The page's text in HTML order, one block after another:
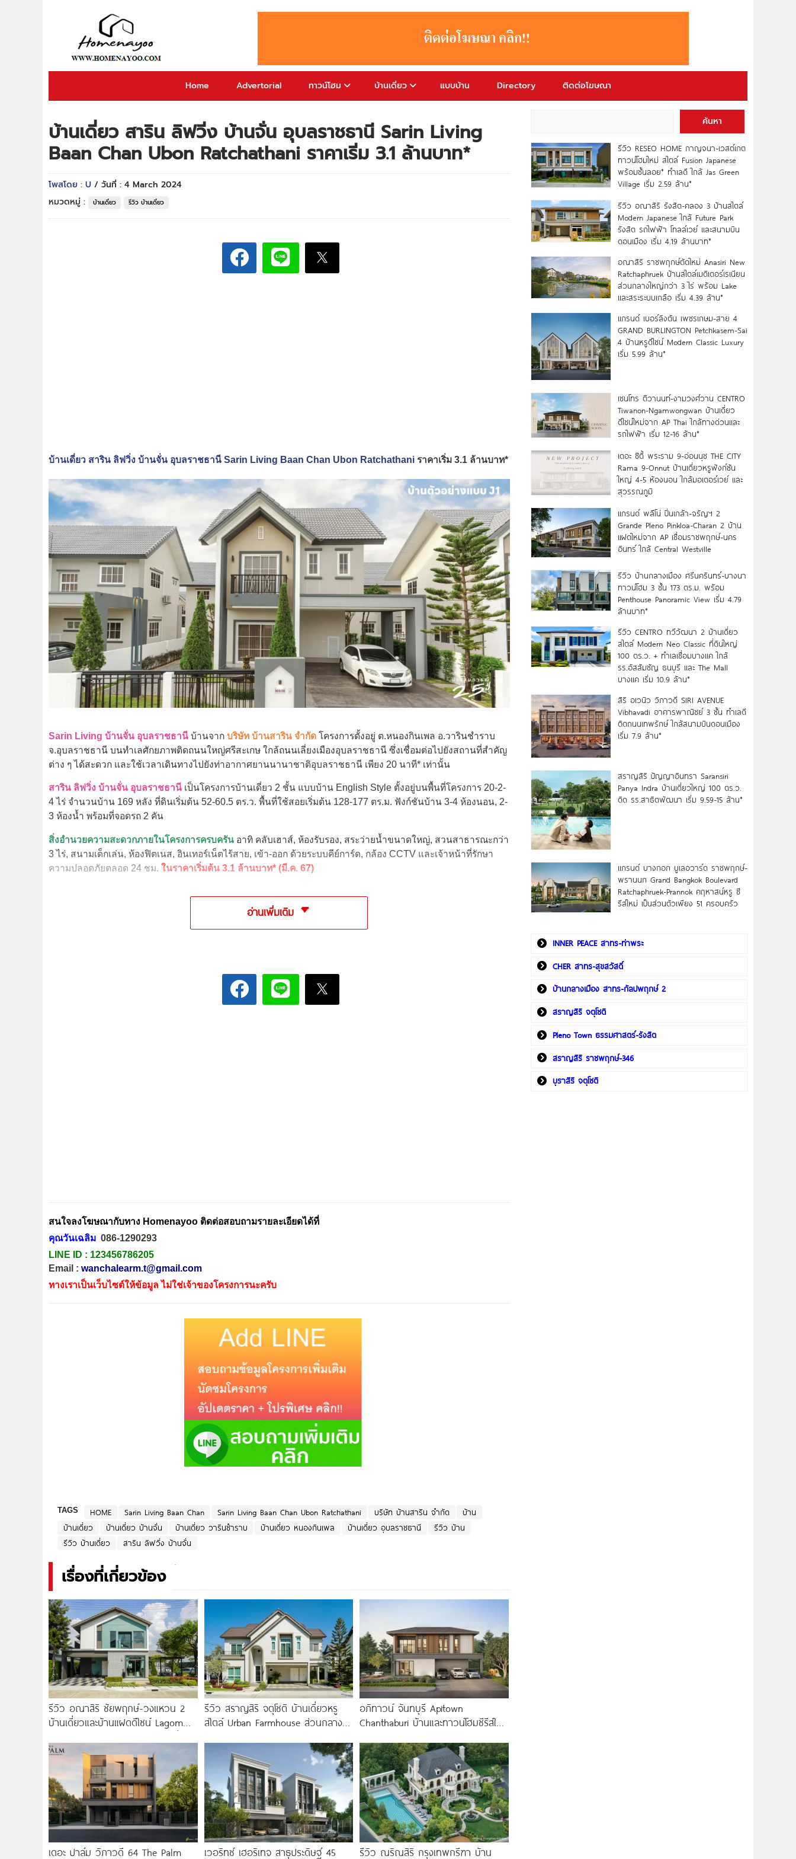
Home Advertorial ทาวน์โฮม บ้านเดี่ยว แบบบ้าน Directory ติดต่อโฆษณา
บ้านเดี่ยว สาริน ลิฟวิ่ง บ้านจั่น อุบลราชธานี Sarin Living
Baan Chan Ubon Ratchathani ราคาเริ่ม 3.1 ล้านบาท*
โพสโดย : U / วันที่ : 4 March 2024
หมวดหมู่ :
บ้านเดี่ยว รีวิว บ้านเดี่ยว
บ้านเดี่ยว สาริน ลิฟวิ่ง บ้านจั่น อุบลราชธานี Sarin Living Baan Chan Ubon Ratchathani ราคาเริ่ม 3.1 ล้านบาท*
Sarin Living บ้านจั่น อุบลราชธานี บ้านจาก บริษัท บ้านสาริน จำกัด โครงการตั้งอยู่ ต.หนองกินเพล อ.วารินชำราบ
จ.อุบลราชธานี บนทำเลศักยภาพติดถนนใหญ่ศรีสะเกษ ใกล้ถนนเลี่ยงเมืองอุบลราชธานี ซึ่งเชื่อมต่อไปยังสถานที่สำคัญ
ต่าง ๆ ได้สะดวก และใช้เวลาเดินทางไปยังท่าอากาศยานนานาชาติอุบลราชธานี เพียง 20 นาที* เท่านั้น
สาริน ลิฟวิ่ง บ้านจั่น อุบลราชธานี เป็นโครงการบ้านเดี่ยว 2 ชั้น แบบบ้าน English Style ตั้งอยู่บนพื้นที่โครงการ 20-2-
4 ไร่ จำนวนบ้าน 169 หลัง ที่ดินเริ่มต้น 52-60.5 ตร.ว. พื้นที่ใช้สอยเริ่มต้น 128-177 ตร.ม. ฟังก์ชันบ้าน 3-4 ห้องนอน, 2-
3 ห้องน้ำ พร้อมที่จอดรถ 2 คัน
สิ่งอำนวยความสะดวกภายในโครงการครบครัน อาทิ คลับเฮาส์, ห้องรับรอง, สระว่ายน้ำขนาดใหญ่, สวนสาธารณะกว่า
3 ไร่, สนามเด็กเล่น, ห้องฟิตเนส, อินเทอร์เน็ตไร้สาย, เข้า-ออก ด้วยระบบคีย์การ์ด, กล้อง CCTV และเจ้าหน้าที่รักษา
ความปลอดภัยตลอด 24 ชม. ในราคาเริ่มต้น 3.1 ล้านบาท* (มี.ค. 67)
อ่านเพิ่มเติม
สนใจลงโฆษณากับทาง Homenayoo ติดต่อสอบถามรายละเอียดได้ที่
คุณวันเฉลิม 086-1290293
LINE ID : 123456786205
Email : wanchalearm.t@gmail.com
ทางเราเป็นเว็บไซต์ให้ข้อมูล ไม่ใช่เจ้าของโครงการนะครับ
TAGS HOME Sarin Living Baan Chan Sarin Living Baan Chan Ubon Ratchathani บริษัท บ้านสาริน จำกัด
บ้าน
บ้านเดี่ยว
บ้านเดี่ยว บ้านจั่น บ้านเดี่ยว วารินชำราบ บ้านเดี่ยว หนองกินเพล บ้านเดี่ยว อุบลราชธานี
รีวิว บ้าน
รีวิว บ้านเดี่ยว
สาริน ลิฟวิ่ง บ้านจั่น
เรื่องที่เกี่ยวข้อง
รีวิว อณาสิริ ชัยพฤกษ์-วงแหวน 2
บ้านเดี่ยวและบ้านแฝดดีไซน์ Lagom
4.59 ล้าน*
รีวิว สราญสิริ จตุโชติ บ้านเดี่ยวหรู
สไตล์ Urban Farmhouse​ ส่วนกลาง
เริ่ม 8.59
อภิทาวน์ จันทบุรี Apitown
Chanthaburi บ้านและทาวน์โฮมซีรีส์ใหม่
เดอะ ปาล์ม วิภาวดี 64 The Palm เวอริทซ์ เฮอริเทจ สาธุประดิษฐ์ 45 รีวิว ณริณสิริ กรุงเทพกรีฑา บ้าน
ค้นหา
รีวิว RESEO HOME กาญจนา-เวสต์เกต
ทาวน์โฮมใหม่ สไตล์ Fusion Japanese
พร้อมชั้นลอย* ทำเลดี ใกล้ Jas Green
Village เริ่ม 2.59 ล้าน*
รีวิว อณาสิริ รังสิต-คลอง 3 บ้านสไตล์
Modern Japanese ใกล้ Future Park
รังสิต รถไฟฟ้า โทลล์เวย์ และสนามบิน
ดอนเมือง เริ่ม 4.19 ล้านบาท*
อณาสิริ ราชพฤกษ์ตัดใหม่ Anasiri New
Ratchaphruek บ้านสไตล์เมดิเตอร์เรเนียน
ส่วนกลางใหญ่กว่า 3 ไร่ พร้อม Lake
และสระระบบเกลือ เริ่ม 4.39 ล้าน*
แกรนด์ เบอร์ลิงตัน เพชรเกษม-สาย 4
GRAND BURLINGTON Petchkasem-Sai
4 บ้านหรูดีไซน์ Modern Classic Luxury
เริ่ม 5.99 ล้าน*
เซนโทร ติวานนท์-งามวงศ์วาน CENTRO
Tiwanon-Ngamwongwan บ้านเดี่ยว
ดีไซน์ใหม่จาก AP Thai ใกล้ทางด่วนและ
รถไฟฟ้า เริ่ม 12-16 ล้าน*
เดอะ ซิตี้ พระราม 9-อ่อนนุช THE CITY
Rama 9-Onnut บ้านเดี่ยวหรูฟังก์ชัน
ใหญ่ 4-5 ห้องนอน ใกล้มอเตอร์เวย์ และ
สุวรรณภูมิ
แกรนด์ พลีโน่ ปิ่นเกล้า-จรัญฯ 2
Grande Pleno Pinkloa-Charan 2 บ้าน
แฝดใหม่จาก AP เชื่อมราชพฤกษ์-นคร
อินทร์ ใกล้ Central Westville
รีวิว บ้านกลางเมือง ศรีนครินทร์-บางนา
ทาวน์โฮม 3 ชั้น 173 ตร.ม. พร้อม
Penthouse Panoramic View เริ่ม 4.79
ล้านบาท*
รีวิว CENTRO ทวีวัฒนา 2 บ้านเดี่ยว
สไตล์ Modern Neo Classic ที่ดินใหญ่
100 ตร.ว. + ทำเลเชื่อมบางแค ใกล้
รร.อัสสัมชัญ ธนบุรี และ The Mall
บางแค เริ่ม 10.9 ล้าน*
สิริ อเวนิว วิภาวดี SIRI AVENUE
Vibhavadi อาคารพาณิชย์ 3 ชั้น ทำเลดี
ติดถนนเทพรักษ์ ใกล้สนามบินดอนเมือง
เริ่ม 7.9 ล้าน*
สราญสิริ ปัญญาอินทรา Saransiri
Panya Indra บ้านเดี่ยวใหญ่ 100 ตร.ว.
ดิด รร.สาธิตพัฒนา เริ่ม 9.59-15 ล้าน*
แกรนด์ บางกอก บูเลอวาร์ด ราชพฤกษ์-
พรานนก Grand Bangkok Boulevard
Ratchaphruek-Prannok คฤหาสน์หรู ซี
รีส์ใหม่ เป็นส่วนตัวเพียง 51 ครอบครัว
INNER PEACE สาทร-ท่าพระ
CHER สาทร-สุขสวัสดิ์
บ้านกลางเมือง สาทร-กัลปพฤกษ์ 2
สราญสิริ จตุโชติ
Pleno Town ธรรมศาสตร์-รังสิต
สราญสิริ ราชพฤกษ์-346
บุราสิริ จตุโชติ